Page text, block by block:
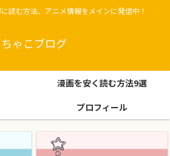
読む方法、アニメ情報をメインに発信中！
ちゃこブログ
漫画を安く読む方法9選
プロフィール